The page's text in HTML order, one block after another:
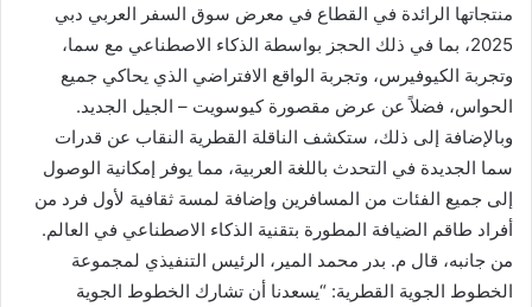
منتجاتها الرائدة في القطاع في معرض سوق السفر العربي دبي
2025، بما في ذلك الحجز بواسطة الذكاء الاصطناعي مع سما،
وتجربة الكيوفيرس، وتجربة الواقع الافتراضي الذي يحاكي جميع
الحواس، فضلاً عن عرض مقصورة كيوسويت – الجيل الجديد.
وبالإضافة إلى ذلك، ستكشف الناقلة القطرية النقاب عن قدرات
سما الجديدة في التحدث باللغة العربية، مما يوفر إمكانية الوصول
إلى جميع الفئات من المسافرين وإضافة لمسة ثقافية لأول فرد من
أفراد طاقم الضيافة المطورة بتقنية الذكاء الاصطناعي في العالم.
من جانبه، قال م. بدر محمد المير، الرئيس التنفيذي لمجموعة
الخطوط الجوية القطرية: “يسعدنا أن تشارك الخطوط الجوية